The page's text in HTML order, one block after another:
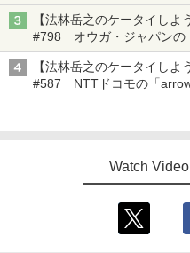
【法林岳之のケータイしよ
#798 オウガ・ジャパンの
【法林岳之のケータイしよ
#587 NTTドコモの「
Watch